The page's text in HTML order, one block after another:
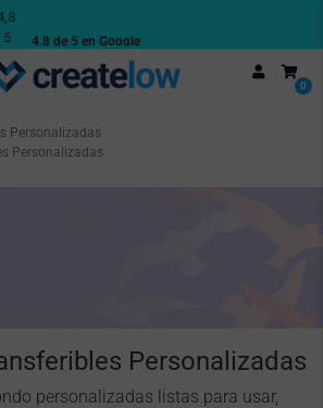
4,8 de 5 en Google
0
Personalizadas
Personalizadas
Personalizadas
personalizadas listas para usar,